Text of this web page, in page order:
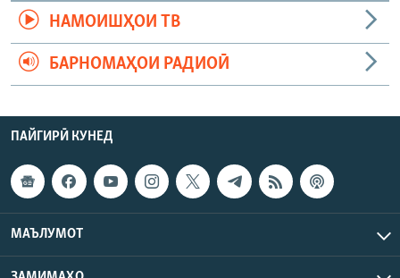
НАМОИШҲОИ ТВ
БАРНОМАҲОИ РАДИОӢ
ПАЙГИРӢ КУНЕД
МАЪЛУМОТ